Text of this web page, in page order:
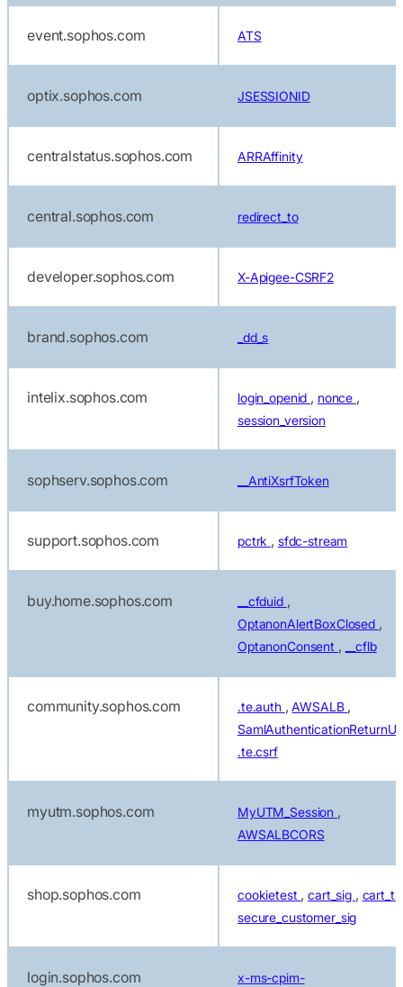
event.sophos.com ATS
optix.sophos.com JSESSIONID
centralstatus.sophos.com ARRAffinity
central.sophos.com redirect_to
developer.sophos.com X-Apigee-CSRF2
brand.sophos.com _dd_s
intelix.sophos.com login_openid , nonce ,
session_version
sophserv.sophos.com __AntiXsrfToken
support.sophos.com pctrk , sfdc-stream
buy.home.sophos.com __cfduid ,
OptanonAlertBoxClosed ,
OptanonConsent , __cflb
community.sophos.com .te.auth ,AWSALB ,
.te.csrf
myutm.sophos.com MyUTM_Session ,
AWSALBCORS
shop.sophos.com cookietest ,cart_sig ,
secure_customer_sig
login.sophos.com
x-ms-cpim-